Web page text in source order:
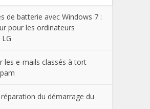
de batterie avec Windows 7 :
pour les ordinateurs
les e-mails classés à tort
du démarrage du